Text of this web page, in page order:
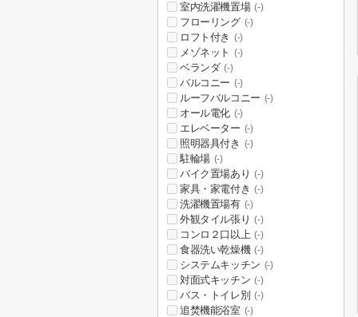
室内洗濯機置場 (-)
フローリング (-)
ロフト付き (-)
メゾネット (-)
ベランダ (-)
バルコニー (-)
ルーフバルコニー (-)
オール電化 (-)
エレベーター (-)
照明器具付き (-)
駐輪場 (-)
バイク置場あり (-)
家具・家電付き (-)
洗濯機置場有 (-)
外観タイル張り (-)
コンロ２口以上 (-)
食器洗い乾燥機 (-)
システムキッチン (-)
対面式キッチン (-)
バス・トイレ別 (-)
追焚機能浴室 (-)